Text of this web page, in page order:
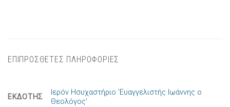
ΕΠΙΠΡΟΣΘΕΤΕΣ ΠΛΗΡΟΦΟΡΙΕΣ
ΕΚΔΟΤΗΣ
Ιερόν Ησυχαστήριο 'Ευαγγελιστής Ιωάννης ο
Θεολόγος'